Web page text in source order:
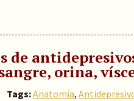
de
orina,
Tags:Anatomía,